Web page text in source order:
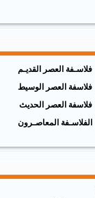
فلاسـفة العصر القديـم
فلاسفة العصر الوسيط
فلاسفة العصر الحديث
الفلاسـفة المعاصـرون